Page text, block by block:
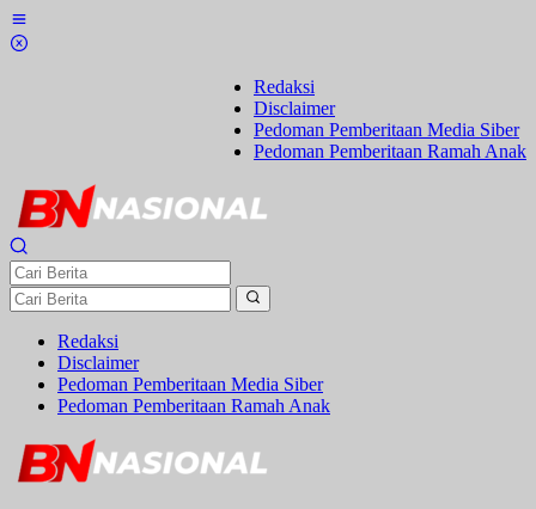
Lewati
ke
Redaksi
Disclaimer
Pedoman Pemberitaan Media Siber
Pedoman Pemberitaan Ramah Anak
Redaksi
Disclaimer
Pedoman Pemberitaan Media Siber
Pedoman Pemberitaan Ramah Anak